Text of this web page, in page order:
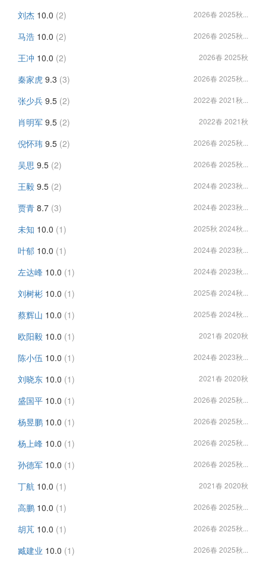
刘杰 10.0 (2) 2026春 2025秋...
马浩 10.0 (2) 2026春 2025秋...
王冲 10.0 (2) 2026春 2025秋
秦家虎 9.3 (3) 2026春 2025秋...
张少兵 9.5 (2) 2022春 2021秋...
肖明军 9.5 (2) 2022春 2021秋
倪怀玮 9.5 (2) 2026春 2025秋...
吴思 9.5 (2) 2026春 2025秋...
王毅 9.5 (2) 2024春 2023秋...
贾青 8.7 (3) 2024春 2023秋...
未知 10.0 (1) 2025秋 2024秋...
叶郁 10.0 (1) 2024春 2023秋...
左达峰 10.0 (1) 2024春 2023秋...
刘树彬 10.0 (1) 2025春 2024秋...
蔡辉山 10.0 (1) 2025春 2024秋...
欧阳毅 10.0 (1) 2021春 2020秋
陈小伍 10.0 (1) 2024春 2023秋...
刘晓东 10.0 (1) 2021春 2020秋
盛国平 10.0 (1) 2026春 2025秋...
杨昱鹏 10.0 (1) 2026春 2025秋...
杨上峰 10.0 (1) 2026春 2025秋...
孙德军 10.0 (1) 2026春 2025秋...
丁航 10.0 (1) 2021春 2020秋
高鹏 10.0 (1) 2026春 2025秋...
胡芃 10.0 (1) 2026春 2025秋...
臧建业 10.0 (1) 2026春 2025秋...